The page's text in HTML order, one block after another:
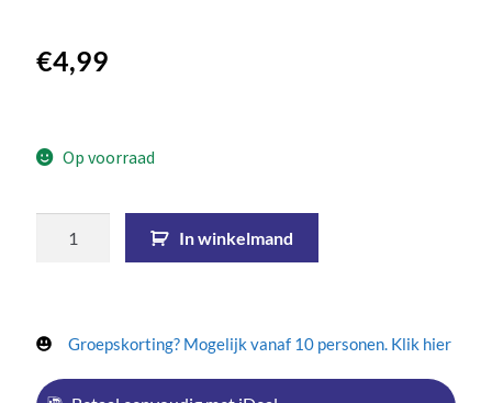
€4,99
Op voorraad
In winkelmand
Groepskorting? Mogelijk vanaf 10 personen. Klik hier